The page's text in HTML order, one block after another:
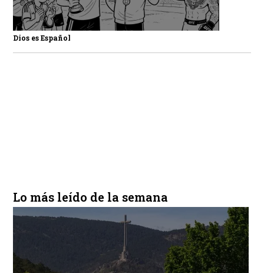
Dios es Español
Lo más leído de la semana